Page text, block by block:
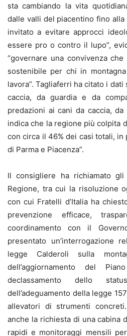
sta cambiando la vita
dalle valli del piacentino fino alla
invitato a evitare approcci
essere pro o contro il lupo”,
“governare una convivenza
sostenibile per chi in
lavora”. Tagliaferri ha citato i
caccia, da guardia e da
predazioni ai cani da caccia,
indica che la regione più colpita
con circa il 46% dei casi totali,
di Parma e Piacenza”.
Il consigliere ha richiamato
Regione, tra cui la risoluzione
con cui Fratelli d’Italia ha
prevenzione efficace,
coordinamento con il
presentato un’interrogazione
legge Calderoli sulla
dell’aggiornamento del
declassamento dello
dell’adeguamento della legge
allevatori di strumenti
anche la richiesta di una cabina
rapidi e monitoraggi mensili